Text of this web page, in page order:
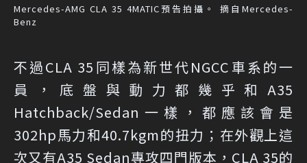
Mercedes-AMG CLA 35 4MATIC預告拍攝。 摘自Mercedes-
Benz
不過CLA 35同樣為新世代NGCC車系的一
員，底盤與動力都幾乎和A35
Hatchback/Sedan一樣，都應該會是
302hp馬力和40.7kgm的扭力；在外觀上這
次又有A35 Sedan專攻四門版本，CLA 35的